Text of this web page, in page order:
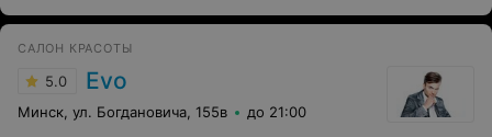
САЛОН КРАСОТЫ
5.0 Evo
Минск, ул. Богдановича, 155в до 21:00